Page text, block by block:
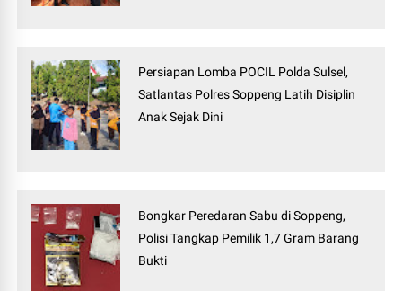
Persiapan Lomba POCIL Polda Sulsel,
Satlantas Polres Soppeng Latih Disiplin
Anak Sejak Dini
Bongkar Peredaran Sabu di Soppeng,
Polisi Tangkap Pemilik 1,7 Gram Barang
Bukti